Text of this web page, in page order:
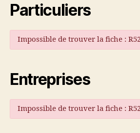
Particuliers
Impossible de trouver la fiche :
Entreprises
Impossible de trouver la fiche :